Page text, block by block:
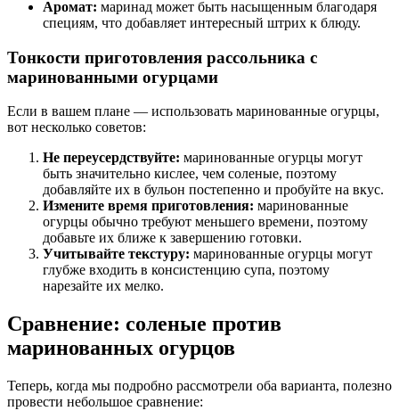
Аромат: маринад может быть насыщенным благодаря
специям, что добавляет интересный штрих к блюду.
Тонкости приготовления рассольника с
маринованными огурцами
Если в вашем плане — использовать маринованные огурцы,
вот несколько советов:
Не переусердствуйте: маринованные огурцы могут
быть значительно кислее, чем соленые, поэтому
добавляйте их в бульон постепенно и пробуйте на вкус.
Измените время приготовления: маринованные
огурцы обычно требуют меньшего времени, поэтому
добавьте их ближе к завершению готовки.
Учитывайте текстуру: маринованные огурцы могут
глубже входить в консистенцию супа, поэтому
нарезайте их мелко.
Сравнение: соленые против
маринованных огурцов
Теперь, когда мы подробно рассмотрели оба варианта, полезно
провести небольшое сравнение: